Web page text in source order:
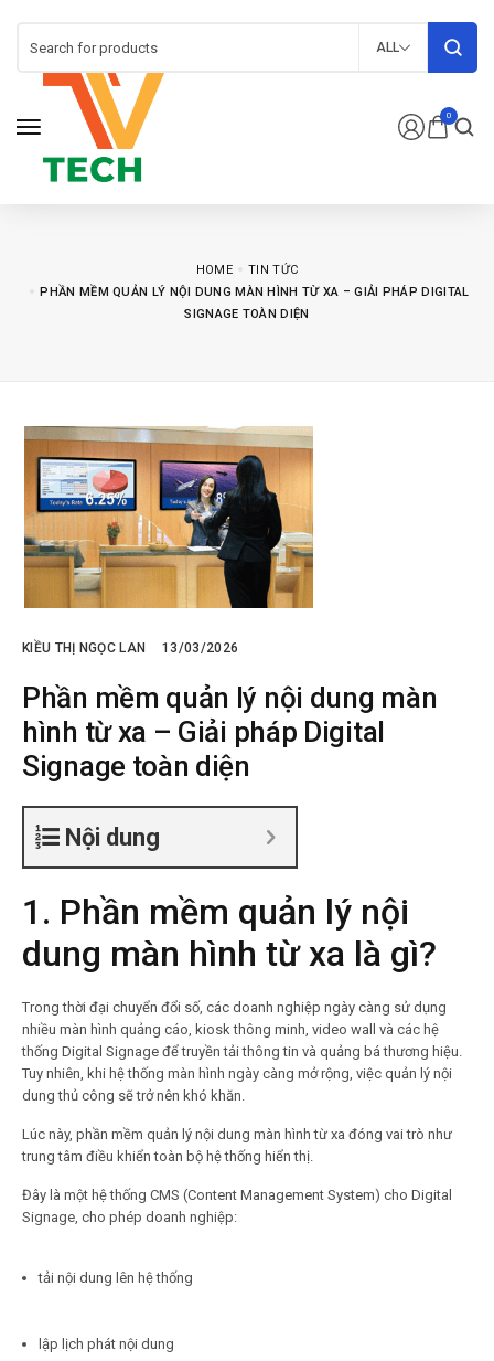
0
ALL
HOME
TIN TỨC
PHẦN MỀM QUẢN LÝ NỘI DUNG MÀN HÌNH TỪ XA – GIẢI PHÁP DIGITAL
SIGNAGE TOÀN DIỆN
KIỀU THỊ NGỌC LAN 13/03/2026
Phần mềm quản lý nội dung màn
hình từ xa – Giải pháp Digital
Signage toàn diện
Nội dung
1. Phần mềm quản lý nội
dung màn hình từ xa là gì?
Trong thời đại chuyển đổi số, các doanh nghiệp ngày càng sử dụng
nhiều màn hình quảng cáo, kiosk thông minh, video wall và các hệ
thống Digital Signage để truyền tải thông tin và quảng bá thương hiệu.
Tuy nhiên, khi hệ thống màn hình ngày càng mở rộng, việc quản lý nội
dung thủ công sẽ trở nên khó khăn.
Lúc này, phần mềm quản lý nội dung màn hình từ xa đóng vai trò như
trung tâm điều khiển toàn bộ hệ thống hiển thị.
Đây là một hệ thống CMS (Content Management System) cho Digital
Signage, cho phép doanh nghiệp:
tải nội dung lên hệ thống
lập lịch phát nội dung